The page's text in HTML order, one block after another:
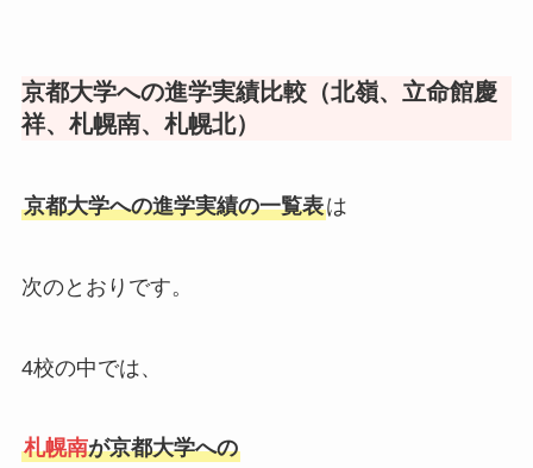
京都大学への進学実績比較（北嶺、立命館慶
祥、札幌南、札幌北）
京都大学への進学実績の一覧表は
次のとおりです。
4校の中では、
札幌南が京都大学への